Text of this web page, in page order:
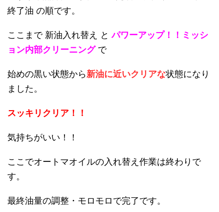
終了油 の順です。
ここまで 新油入れ替え とパワーアップ！！ミッシ
ョン内部クリーニング で
始めの黒い状態から新油に近いクリアな状態になり
ました。
スッキリクリア！！
気持ちがいい！！
ここでオートマオイルの入れ替え作業は終わりで
す。
最終油量の調整・モロモロで完了です。